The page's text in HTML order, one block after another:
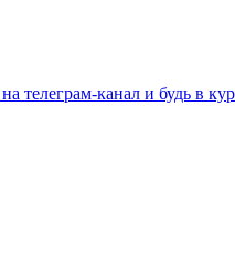
телеграм-канал и будь в